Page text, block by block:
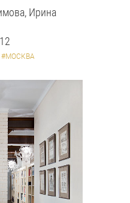
Ирина
#МОСКВА